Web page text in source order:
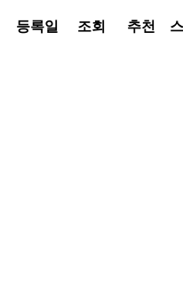
등록일 조회 추천